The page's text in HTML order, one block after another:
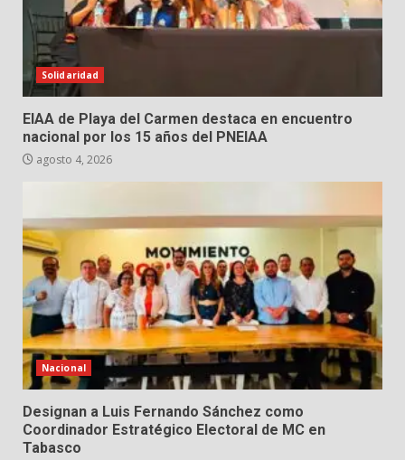
Solidaridad
EIAA de Playa del Carmen destaca en encuentro
nacional por los 15 años del PNEIAA
agosto 4, 2026
Nacional
Designan a Luis Fernando Sánchez como
Coordinador Estratégico Electoral de MC en
Tabasco